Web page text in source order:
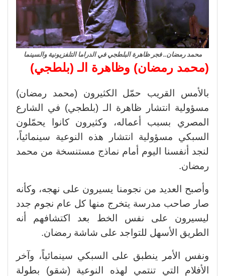
محمد رمضان.. فجر ظاهرة البلطجي في الدراما التلفزيونية والسينما
(محمد رمضان) وظاهرة الـ (بلطجي)
بالأمس القريب حمّل الكثيرون (محمد رمضان)
مسؤولية انتشار ظاهرة الـ (بلطجي) في الشارع
المصري بسبب أعماله، وكثيرون كانوا يحمّلون
السبكي مسؤولية انتشار هذه النوعية سينمائياً،
لنجد أنفسنا اليوم أمام نماذج مستنسخة من محمد
رمضان.
وأصبح العديد من نجومنا يسيرون على نهجه، وكأنه
صار صاحب مدرسة يتخرج منها كل عام نجوم جدد
ليسيرون على نفس الخط بعد اكتشافهم أنه
الطريق الأسهل للتواجد على شاشة رمضان.
ونفس الأمر ينطبق على السبكي سينمائياً، وآخر
الأفلام التي تنتمي لهذه النوعية (شقو) بطولة